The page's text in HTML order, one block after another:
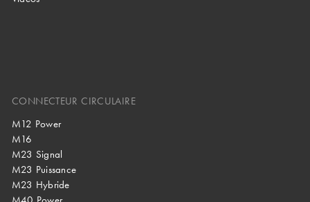
CONNECTEUR CIRCULAIRE
M12 Power
M16
M23 Signal
M23 Puissance
M23 Hybride